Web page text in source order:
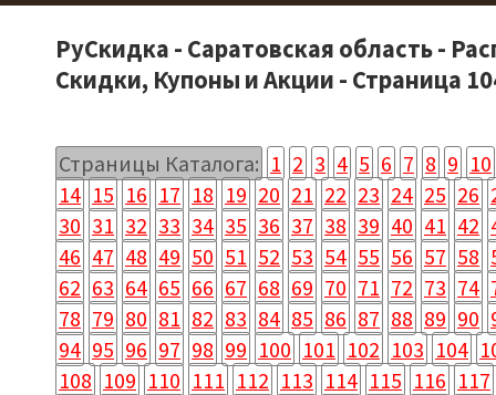
РуСкидка - Саратовская область -
Скидки, Купоны и Акции - Страница
Страницы Каталога: 1 2 3 4 5 6 7 8 9 10
14 15 16 17 18 19 20 21 22 23 24 25 26
30 31 32 33 34 35 36 37 38 39 40 41 42
46 47 48 49 50 51 52 53 54 55 56 57 58
62 63 64 65 66 67 68 69 70 71 72 73 74
78 79 80 81 82 83 84 85 86 87 88 89 90
94 95 96 97 98 99 100 101 102 103 104
108 109 110 111 112 113 114 115 116 117